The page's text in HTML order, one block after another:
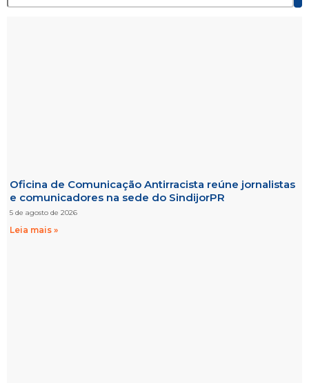
Oficina de Comunicação Antirracista reúne jornalistas
e comunicadores na sede do SindijorPR
5 de agosto de 2026
Leia mais »